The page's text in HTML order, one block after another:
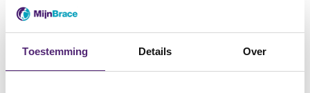
Toestemming Details Over
Reumatoïde Artritis.
Leeftijd en Geslacht: Mensen boven de 40
jaar hebben een hoger risico.